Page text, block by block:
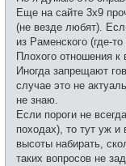
Еще на сайте 3х9
(не везде любят).
из Раменского (где-
Плохого отношения к
Иногда запрещают
случае это не
не знаю.
Если пороги не
походах), то тут уж и
высоты набирать,
таких вопросов не